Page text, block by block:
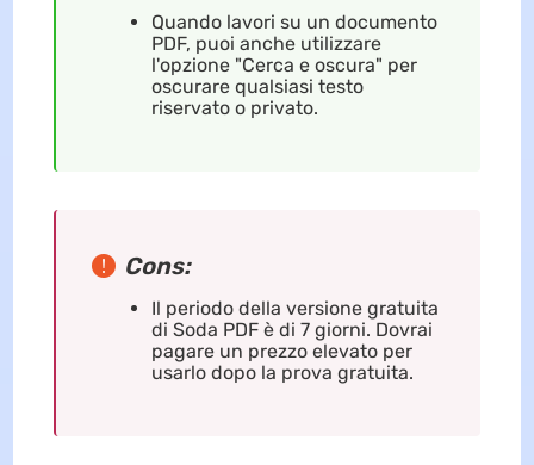
Quando lavori su un documento
PDF, puoi anche utilizzare
l'opzione "Cerca e oscura" per
oscurare qualsiasi testo
riservato o privato.
Cons:
Il periodo della versione gratuita
di Soda PDF è di 7 giorni. Dovrai
pagare un prezzo elevato per
usarlo dopo la prova gratuita.